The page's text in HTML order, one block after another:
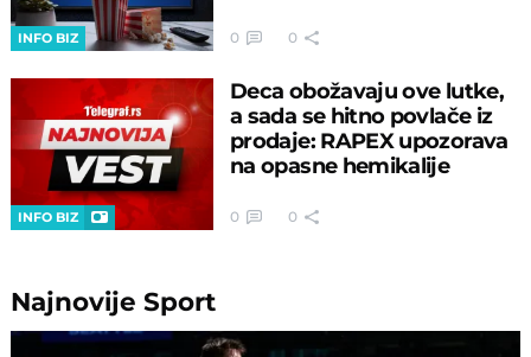
INFO BIZ 0 0
INFO BIZ
Deca obožavaju ove lutke,
a sada se hitno povlače iz
prodaje: RAPEX upozorava
na opasne hemikalije
0 0
NajnovijeSport